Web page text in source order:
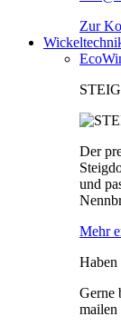
Zur
Der
und
Mehr
Haben
Gerne
mailen